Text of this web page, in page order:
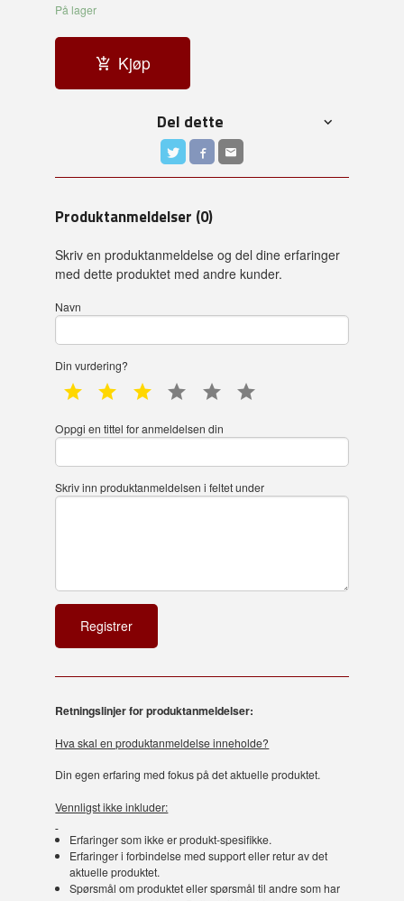
På lager
Kjøp
Del dette
Produktanmeldelser (0)
Skriv en produktanmeldelse og del dine erfaringer
med dette produktet med andre kunder.
Navn
Din vurdering?
1 star 2 star 3 star 4 star 5 star
Oppgi en tittel for anmeldelsen din
Skriv inn produktanmeldelsen i feltet under
Retningslinjer for produktanmeldelser:
Hva skal en produktanmeldelse inneholde?
Din egen erfaring med fokus på det aktuelle produktet.
Vennligst ikke inkluder:
Erfaringer som ikke er produkt-spesifikke.
Erfaringer i forbindelse med support eller retur av det
aktuelle produktet.
Spørsmål om produktet eller spørsmål til andre som har